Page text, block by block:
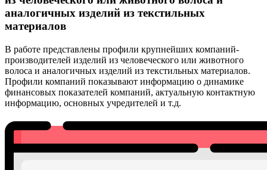
аналогичных изделий из текстильных
материалов
В работе представлены профили крупнейших компаний-
производителей изделий из человеческого или животного
волоса и аналогичных изделий из текстильных материалов.
Профили компаний показывают информацию о динамике
финансовых показателей компаний, актуальную контактную
информацию, основных учредителей и т.д.